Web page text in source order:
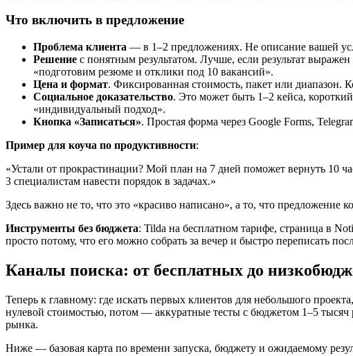
Что включить в предложение
Проблема клиента — в 1–2 предложениях. Не описание вашей
Решение с понятным результатом. Лучше, если результат
«подготовим резюме и отклики под 10 вакансий».
Цена и формат. Фиксированная стоимость, пакет или диапазон.
Социальное доказательство. Это может быть 1–2 кейса,
«индивидуальный подход».
Кнопка «Записаться». Простая форма через Google Forms,
Пример для коуча по продуктивности:
«Устали от прокрастинации? Мой план на 7 дней поможет вернуть 10
3 специалистам навести порядок в задачах.»
Здесь важно не то, что это «красиво написано», а то, что предложение
Инструменты без бюджета: Tilda на бесплатном тарифе, страница в
просто потому, что его можно собрать за вечер и быстро переписать
Каналы поиска: от бесплатных до
Теперь к главному: где искать первых клиентов для небольшого
нулевой стоимостью, потом — аккуратные тесты с бюджетом 1–5 тысяч
рынка.
Ниже — базовая карта по времени запуска, бюджету и ожидаемому